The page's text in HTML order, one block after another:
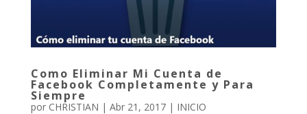
Como Eliminar Mi Cuenta de
Facebook Completamente y Para
Siempre
por CHRISTIAN | Abr 21, 2017| INICIO